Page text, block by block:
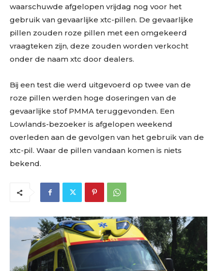
waarschuwde afgelopen vrijdag nog voor het
gebruik van gevaarlijke xtc-pillen. De gevaarlijke
pillen zouden roze pillen met een omgekeerd
vraagteken zijn, deze zouden worden verkocht
onder de naam xtc door dealers.
Bij een test die werd uitgevoerd op twee van de
roze pillen werden hoge doseringen van de
gevaarlijke stof PMMA teruggevonden. Een
Lowlands-bezoeker is afgelopen weekend
overleden aan de gevolgen van het gebruik van de
xtc-pil. Waar de pillen vandaan komen is niets
bekend.